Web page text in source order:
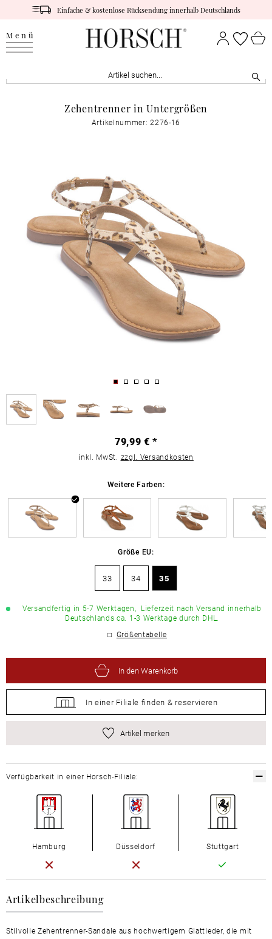
Einfache & kostenlose Rücksendung innerhalb Deutschlands
Menü
Zehentrenner in Untergrößen
Artikelnummer: 2276-16
79,99 € *
inkl. MwSt. zzgl. Versandkosten
Weitere Farben:
Größe EU:
33 34 35
Versandfertig in 5-7 Werktagen, Lieferzeit nach Versand innerhalb
Deutschlands ca. 1-3 Werktage durch DHL.
Größentabelle
In den Warenkorb
In einer Filiale finden & reservieren
Artikel merken
Artikelbeschreibung
Stilvolle Zehentrenner-Sandale aus hochwertigem Glattleder, die mit
Verfügbarkeit in einer Horsch-Filiale:
Hamburg Düsseldorf Stuttgart